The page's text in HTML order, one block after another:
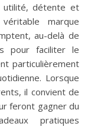
utilité, détente et
marque
au-delà de
pour faciliter le
particulièrement
Lorsque
il convient de
feront gagner du
pratiques